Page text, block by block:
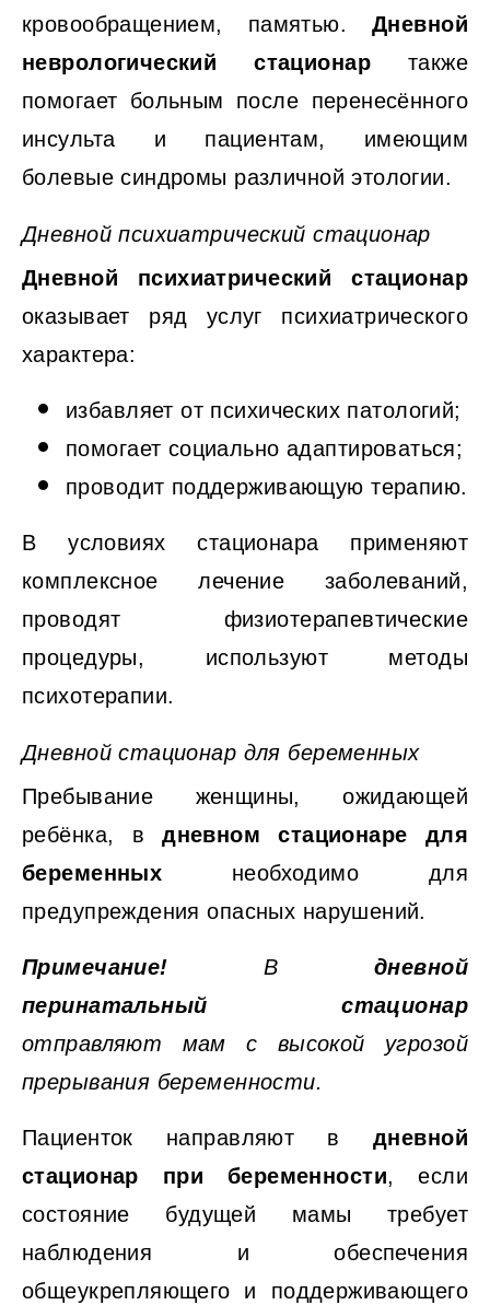
кровообращением, памятью.Дневной
неврологический стационартакже
помогает больным после перенесённого
инсульта и пациентам, имеющим
болевые синдромы различной этологии.
Дневной психиатрический стационар
Дневной психиатрический стационар
оказывает ряд услуг психиатрического
характера:
избавляет от психических патологий;
помогает социально адаптироваться;
проводит поддерживающую терапию.
В условиях стационара применяют
комплексное лечение заболеваний,
проводят физиотерапевтические
процедуры, используют методы
психотерапии.
Дневной стационар для беременных
Пребывание женщины, ожидающей
ребёнка, вдневном стационаре для
беременных необходимо для
предупреждения опасных нарушений.
Примечание! В дневной
перинатальный стационар
отправляют мам с высокой угрозой
прерывания беременности.
Пациенток направляют вдневной
стационар при беременности, если
состояние будущей мамы требует
наблюдения и обеспечения
общеукрепляющего и поддерживающего